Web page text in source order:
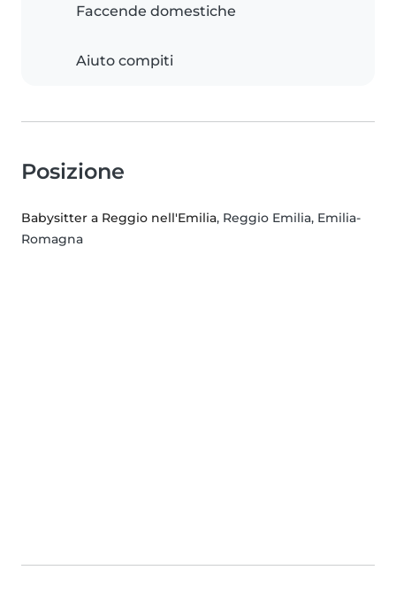
Faccende domestiche
Aiuto compiti
Posizione
Babysitter a Reggio nell'Emilia, Reggio Emilia, Emilia-
Romagna